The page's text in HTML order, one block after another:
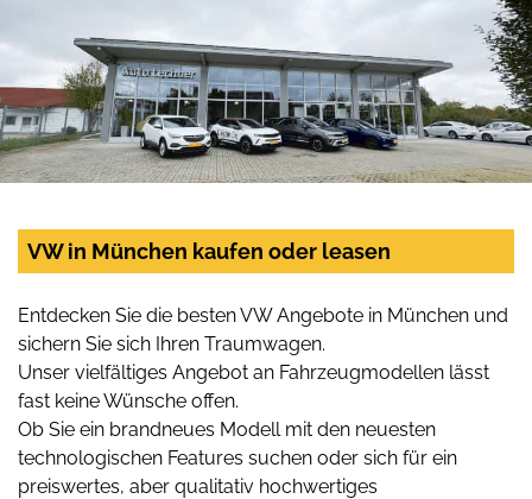
VW in München kaufen oder leasen
Entdecken Sie die besten VW Angebote in München und
sichern Sie sich Ihren Traumwagen.
Unser vielfältiges Angebot an Fahrzeugmodellen lässt
fast keine Wünsche offen.
Ob Sie ein brandneues Modell mit den neuesten
technologischen Features suchen oder sich für ein
preiswertes, aber qualitativ hochwertiges